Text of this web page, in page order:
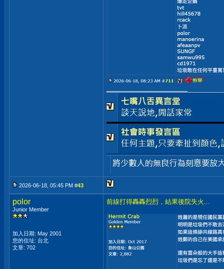
2026-06-18, 05:45 PM #43
polor
Junior Member
加入日期: May 2001
您的住址: 台北
文章: 702
前線打得轟轟烈烈，結果後院失火...